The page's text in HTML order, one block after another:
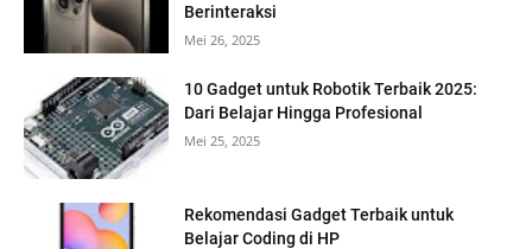
Berinteraksi
Mei 26, 2025
10 Gadget untuk Robotik Terbaik 2025:
Dari Belajar Hingga Profesional
Mei 25, 2025
Rekomendasi Gadget Terbaik untuk
Belajar Coding di HP